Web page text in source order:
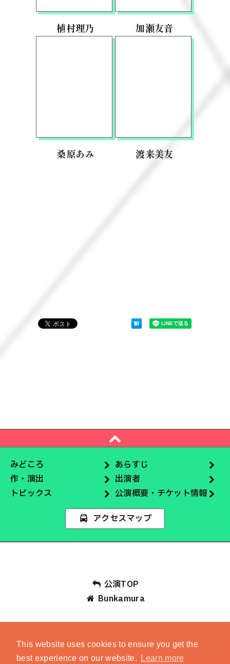
This website uses cookies to ensure you get the
best experience on our website.
Learn more
植村理乃 加瀬友音
桑原あみ 渡来美友
みどころ
あらすじ
作・演出
出演者
トピックス
公演概要・チケット情報
アクセスマップ
公演TOP
Bunkamura